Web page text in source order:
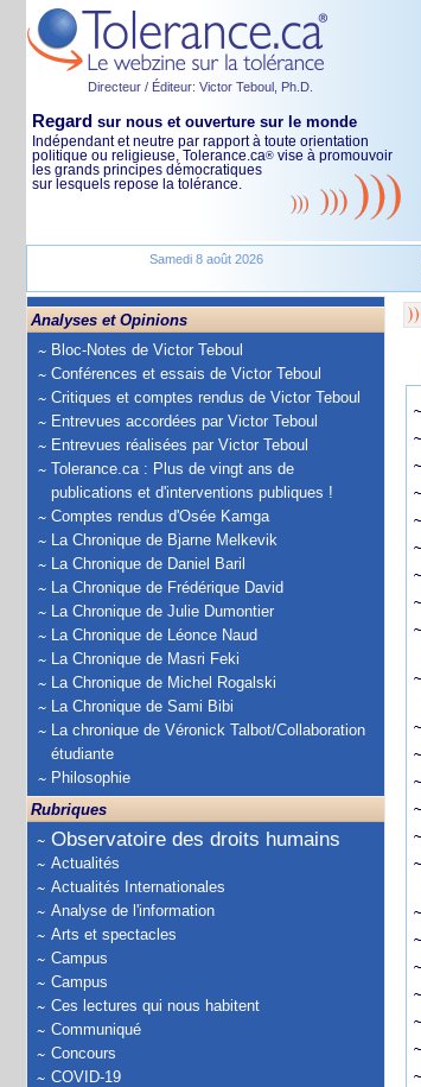
Directeur / Éditeur: Victor Teboul, Ph.D.
Regard sur nous et ouverture sur le monde
Indépendant et neutre par rapport à toute orientation
politique ou religieuse, Tolerance.ca® vise à promouvoir
les grands principes démocratiques
sur lesquels repose la tolérance.
Samedi 8 août 2026
Analyses et Opinions
Bloc-Notes de Victor Teboul
Conférences et essais de Victor Teboul
Critiques et comptes rendus de Victor Teboul
Entrevues accordées par Victor Teboul
Entrevues réalisées par Victor Teboul
Tolerance.ca : Plus de vingt ans de
publications et d'interventions publiques !
Comptes rendus d'Osée Kamga
La Chronique de Bjarne Melkevik
La Chronique de Daniel Baril
La Chronique de Frédérique David
La Chronique de Julie Dumontier
La Chronique de Léonce Naud
La Chronique de Masri Feki
La Chronique de Michel Rogalski
La Chronique de Sami Bibi
La chronique de Véronick Talbot/Collaboration
étudiante
Philosophie
Rubriques
Observatoire des droits humains
Actualités
Actualités Internationales
Analyse de l'information
Arts et spectacles
Campus
Campus
Ces lectures qui nous habitent
Communiqué
Concours
COVID-19